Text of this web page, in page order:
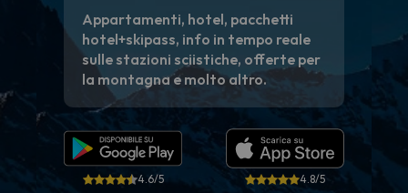
Appartamenti, hotel, pacchetti
hotel+skipass, info in tempo reale
sulle stazioni sciistiche, offerte per
la montagna e molto altro.
4.6/5 4.8/5